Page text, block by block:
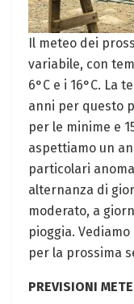
Il meteo dei
variabile, con
6°C e i 16°C. La
anni per questo
per le minime e
aspettiamo‌ un
particolari
alternanza di
moderato, a⁣
pioggia.
per la prossima
PREVISIONI